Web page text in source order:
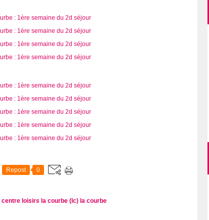
Repost 0
centre loisirs la courbe (lc) la courbe